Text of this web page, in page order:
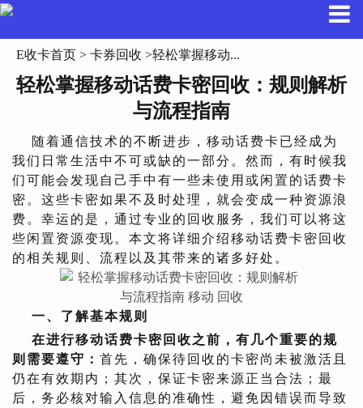
E收卡首页 > 卡券回收 >轻松掌握移动...
轻松掌握移动话费卡密回收：规则解析
与流程指南
随着通信技术的不断进步，移动话费卡已经成为
我们日常生活中不可或缺的一部分。然而，有时候我
们可能会发现自己手中有一些未使用或闲置的话费卡
密。这些卡密如果不及时处理，就会变成一种资源浪
费。幸运的是，通过专业的回收服务，我们可以将这
些闲置资源变现。本文将详细介绍移动话费卡密回收
的相关规则、流程以及其带来的诸多好处。
一、了解基本规则
在进行移动话费卡密回收之前，有几个重要的规
则需要遵守： 首先，确保待回收的卡密尚未被激活且
仍在有效期内；其次，保证卡密来源正当合法；最
后，务必核对输入信息的准确性，避免因错误而导致